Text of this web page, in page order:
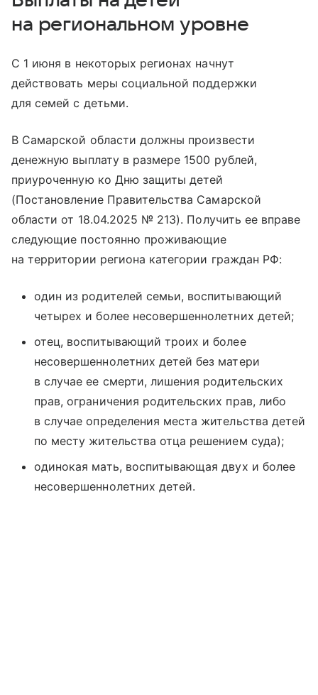
на региональном уровне
С 1 июня в некоторых регионах начнут
действовать меры социальной поддержки
для семей с детьми.
В Самарской области должны произвести
денежную выплату в размере 1500 рублей,
приуроченную ко Дню защиты детей
(Постановление Правительства Самарской
области от 18.04.2025 № 213). Получить ее вправе
следующие постоянно проживающие
на территории региона категории граждан РФ:
один из родителей семьи, воспитывающий
четырех и более несовершеннолетних детей;
отец, воспитывающий троих и более
несовершеннолетних детей без матери
в случае ее смерти, лишения родительских
прав, ограничения родительских прав, либо
в случае определения места жительства детей
по месту жительства отца решением суда);
одинокая мать, воспитывающая двух и более
несовершеннолетних детей.